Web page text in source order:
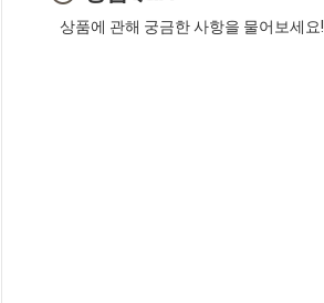
상품에 관해 궁금한 사항을 물어보세요!